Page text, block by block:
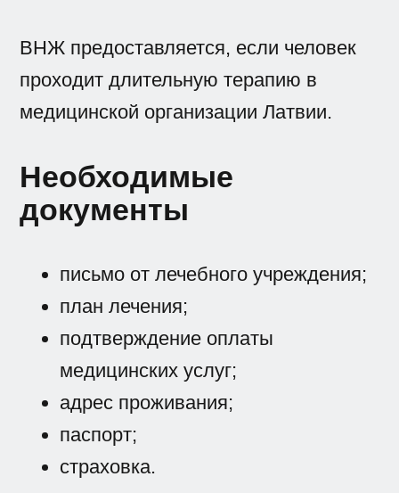
ВНЖ предоставляется, если человек
проходит длительную терапию в
медицинской организации Латвии.
Необходимые
документы
письмо от лечебного учреждения;
план лечения;
подтверждение оплаты
медицинских услуг;
адрес проживания;
паспорт;
страховка.